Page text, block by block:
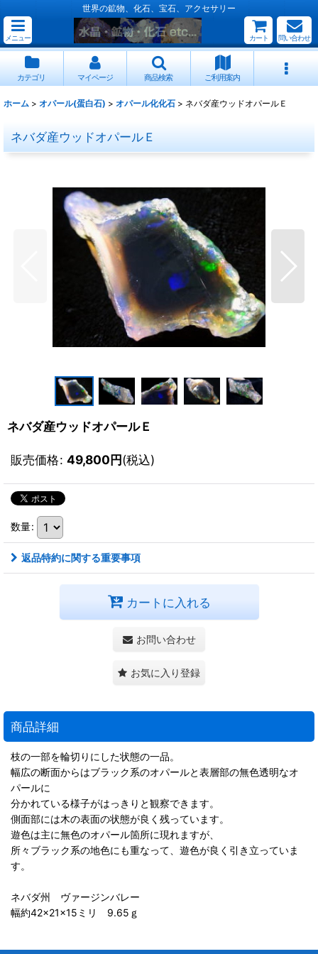
世界の鉱物、化石、宝石、アクセサリー
メニュー カート 問い合わせ
カテゴリ マイページ 商品検索 ご利用案内
ホーム > オパール(蛋白石) > オパール化化石 > ネバダ産ウッドオパールＥ
ネバダ産ウッドオパールＥ
ネバダ産ウッドオパールＥ
販売価格: 49,800円(税込)
数量:
返品特約に関する重要事項
カートに入れる
お問い合わせ
お気に入り登録
商品詳細
枝の一部を輪切りにした状態の一品。
幅広の断面からはブラック系のオパールと表層部の無色透明なオ
パールに
分かれている様子がはっきりと観察できます。
側面部には木の表面の状態が良く残っています。
遊色は主に無色のオパール箇所に現れますが、
所々ブラック系の地色にも重なって、遊色が良く引き立っていま
す。
ネバダ州 ヴァージンバレー
幅約42×21×15ミリ 9.65ｇ